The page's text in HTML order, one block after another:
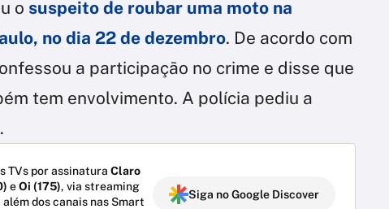
o suspeito de roubar uma moto na
no dia 22 de dezembro. De acordo com
a participação no crime e disse que
tem envolvimento. A polícia pediu a
TVs por assinatura Claro
eOi (175), via streaming
além dos canais nas Smart
Siga no Google Discover